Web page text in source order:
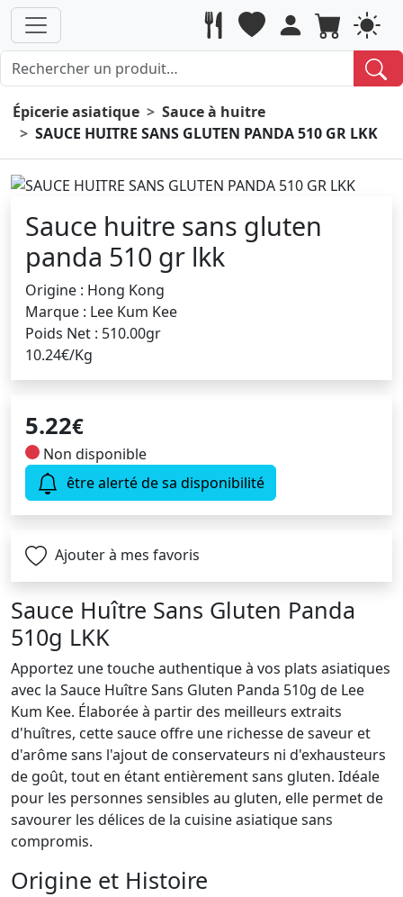
Épicerie asiatique
Sauce à huitre
SAUCE HUITRE SANS GLUTEN PANDA 510 GR LKK
Sauce huitre sans gluten
panda 510 gr lkk
Origine : Hong Kong
Marque : Lee Kum Kee
Poids Net : 510.00gr
10.24€/Kg
5.22€
Non disponible
être alerté de sa disponibilité
Ajouter à mes favoris
Sauce Huître Sans Gluten Panda
510g LKK
Apportez une touche authentique à vos plats asiatiques
avec la Sauce Huître Sans Gluten Panda 510g de Lee
Kum Kee. Élaborée à partir des meilleurs extraits
d'huîtres, cette sauce offre une richesse de saveur et
d'arôme sans l'ajout de conservateurs ni d'exhausteurs
de goût, tout en étant entièrement sans gluten. Idéale
pour les personnes sensibles au gluten, elle permet de
savourer les délices de la cuisine asiatique sans
compromis.
Origine et Histoire